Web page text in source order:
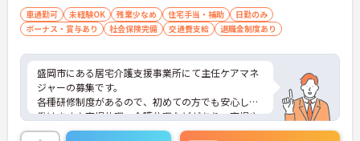
車通勤可 未経験OK 残業少なめ 住宅手当・補助
日勤のみ
ボーナス・賞与あり
社会保険完備 交通費支給 退職金制度あり
盛岡市にある居宅介護支援事業所にて主任ケアマネ
ジャーの募集です。
各種研修制度があるので、初めての方でも安心して
働けます♪育児休暇・介護休暇などがあり、育児や
介護をしながらでも働きやすい職場です！ご興味あ